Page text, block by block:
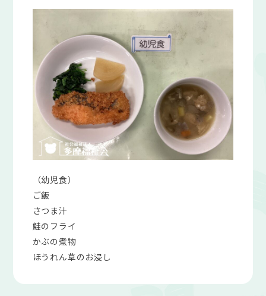
（幼児食）
ご飯
さつま汁
鮭のフライ
かぶの煮物
ほうれん草のお浸し